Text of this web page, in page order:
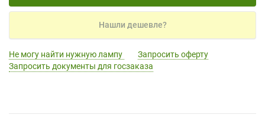
Нашли дешевле?
Не могу найти нужную лампу
Запросить оферту
Запросить документы для госзаказа